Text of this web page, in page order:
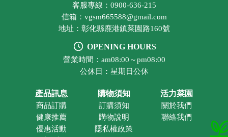
客服專線：0900-636-215
信箱：vgsm665588@gmail.com
地址：彰化縣鹿港鎮菜園路160號
OPENING HOURS
營業時間：am08:00～pm08:00
公休日：星期日公休
產品訊息
商品訂購
健康推薦
優惠活動
購物須知
訂購須知
購物說明
隱私權政策
活力菜園
關於我們
聯絡我們